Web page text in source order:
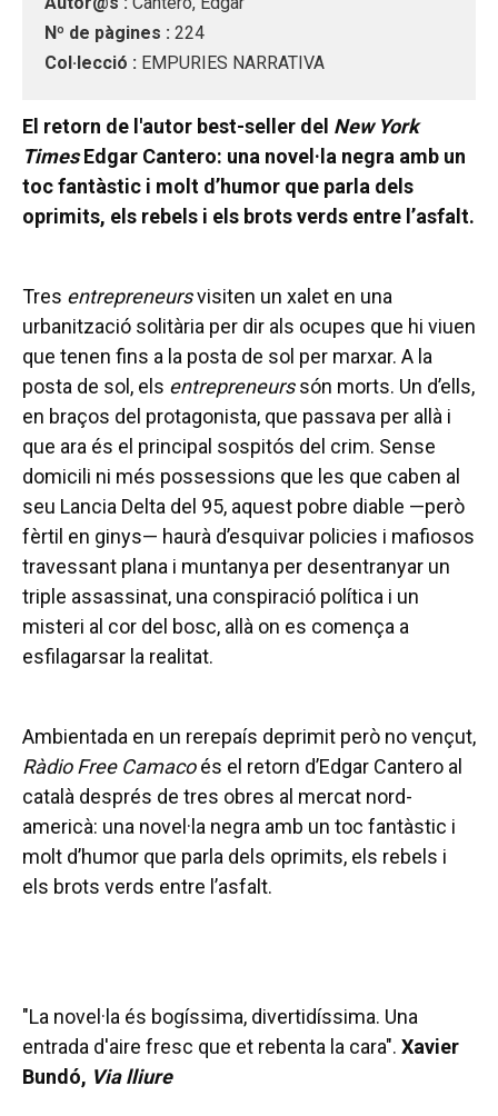
Nº de pàgines : 224
Col·lecció : EMPURIES NARRATIVA
El retorn de l'autor best-seller del New York
TimesEdgar Cantero: una novel·la negra amb un
toc fantàstic i molt d’humor que parla dels
oprimits, els rebels i els brots verds entre l’asfalt.
Tres entrepreneursvisiten un xalet en una
urbanització solitària per dir als ocupes que hi viuen
que tenen fins a la posta de sol per marxar. A la
posta de sol, els entrepreneurssón morts. Un d’ells,
en braços del protagonista, que passava per allà i
que ara és el principal sospitós del crim. Sense
domicili ni més possessions que les que caben al
seu Lancia Delta del 95, aquest pobre diable —però
fèrtil en ginys— haurà d’esquivar policies i mafiosos
travessant plana i muntanya per desentranyar un
triple assassinat, una conspiració política i un
misteri al cor del bosc, allà on es comença a
esfilagarsar la realitat.
Ambientada en un rerepaís deprimit però no vençut,
Ràdio Free Camacoés el retorn d’Edgar Cantero al
català després de tres obres al mercat nord-
americà: una novel·la negra amb un toc fantàstic i
molt d’humor que parla dels oprimits, els rebels i
els brots verds entre l’asfalt.
"La novel·la és bogíssima, divertidíssima. Una
entrada d'aire fresc que et rebenta la cara". Xavier
Bundó, Via lliure